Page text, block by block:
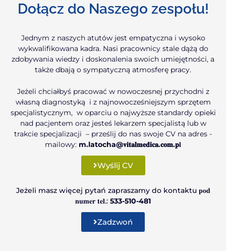
Dołącz do Naszego zespołu!
Jednym z naszych atutów jest empatyczna i wysoko
wykwalifikowana kadra. Nasi pracownicy stale dążą do
zdobywania wiedzy i doskonalenia swoich umiejętności, a
także dbają o sympatyczną atmosferę pracy.
Jeżeli chciałbyś pracować w nowoczesnej przychodni z
własną diagnostyką i z najnowocześniejszym sprzętem
specjalistycznym, w oparciu o najwyższe standardy opieki
nad pacjentem oraz jesteś lekarzem specjalistą lub w
trakcie specjalizacji – prześlij do nas swoje CV na adres -
mailowy: m.latocha@𝐯𝐢𝐭𝐚𝐥𝐦𝐞𝐝𝐢𝐜𝐚.𝐜𝐨𝐦.𝐩𝐥
Wyślij CV
Jeżeli masz więcej pytań zapraszamy do kontaktu 𝐩𝐨𝐝
𝐧𝐮𝐦𝐞𝐫 𝐭𝐞𝐥.: 533-510-481
Zadzwoń